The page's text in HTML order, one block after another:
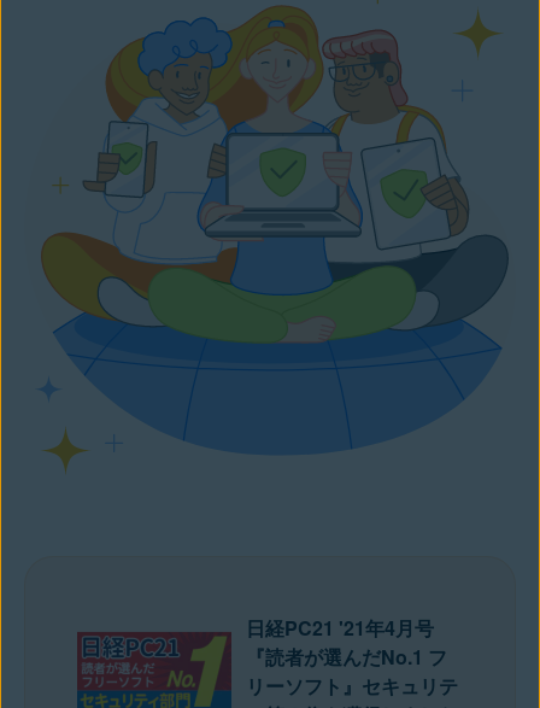
日経PC21 '21年4月号
『読者が選んだNo.1 フ
リーソフト』セキュリテ